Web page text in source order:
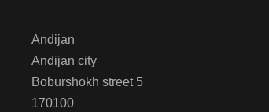
Andijan
Andijan city
Boburshokh street 5
170100